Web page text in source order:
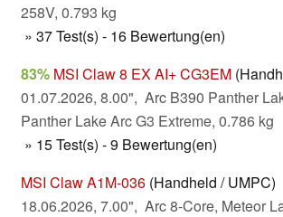
258V, 0.793 kg
» 37 Test(s) - 16 Bewertung(en)
83% MSI Claw 8 EX AI+ CG3EM
01.07.2026, 8.00", Arc B390 Panther
Panther Lake Arc G3 Extreme, 0.786 kg
» 15 Test(s) - 9 Bewertung(en)
MSI Claw A1M-036 (Handheld / UMPC)
18.06.2026, 7.00", Arc 8-Core, Meteor